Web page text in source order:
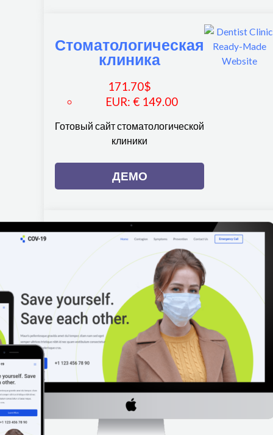
Стоматологическая
клиника
171.70$
EUR:€ 149.00
Готовый сайт стоматологической
клиники
ДЕМО